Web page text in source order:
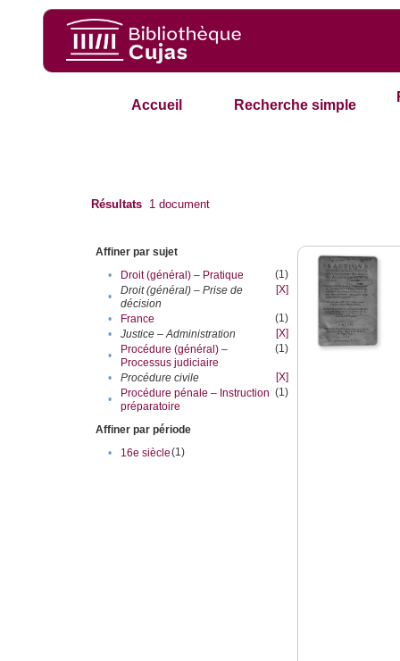
Accueil Recherche simple
Résultats 1 document
Affiner par sujet
•
Droit (général) – Pratique
(1)
•
Droit (général) – Prise de
décision
[X]
• France
(1)
•
Justice – Administration
[X]
•
Procédure (général) –
Processus judiciaire
(1)
• Procédure civile
[X]
•
Procédure pénale – Instruction
préparatoire
(1)
Affiner par période
•
16e siècle(1)